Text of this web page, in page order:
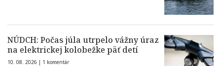
NÚDCH: Počas júla utrpelo vážny úraz
na elektrickej kolobežke päť detí
10. 08. 2026 | 1 komentár